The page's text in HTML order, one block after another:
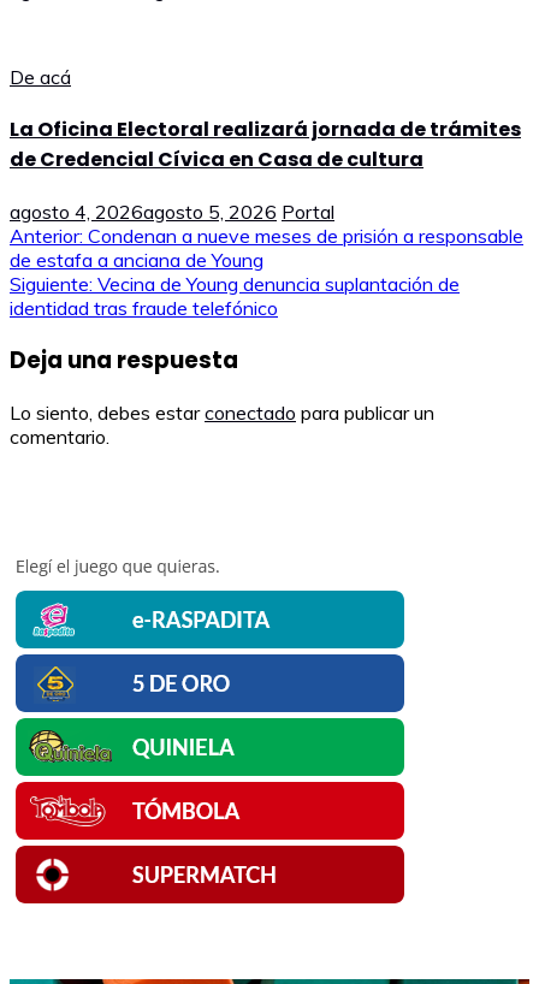
De acá
La Oficina Electoral realizará jornada de trámites
de Credencial Cívica en Casa de cultura
agosto 4, 2026agosto 5, 2026 Portal
Navegación
de
entradas
Anterior: Condenan a nueve meses de prisión a responsable
de estafa a anciana de Young
Siguiente: Vecina de Young denuncia suplantación de
identidad tras fraude telefónico
Deja una respuesta
Lo siento, debes estarconectado para publicar un
comentario.